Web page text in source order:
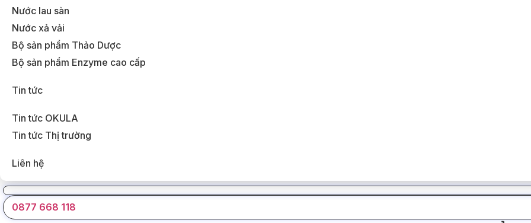
Nước lau sàn
Nước xả vải
Bộ sản phẩm Thảo Dược
Bộ sản phẩm Enzyme cao cấp
Tin tức
Tin tức OKULA
Tin tức Thị trường
Liên hệ
0877 668 118